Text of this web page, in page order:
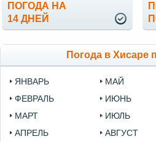
ПОГОДА НА
14 ДНЕЙ
Погода в Хисаре
ЯНВАРЬ
ФЕВРАЛЬ
МАРТ
АПРЕЛЬ
МАЙ
ИЮНЬ
ИЮЛЬ
АВГУСТ